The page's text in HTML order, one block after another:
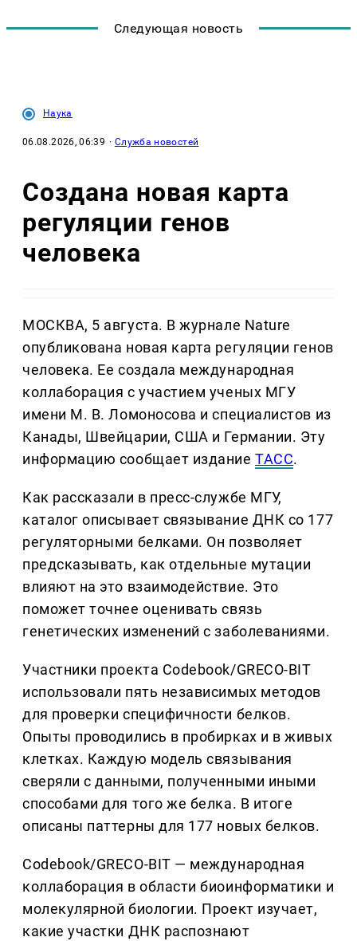
Следующая новость
Наука
06.08.2026, 06:39 · Служба новостей
Создана новая карта
регуляции генов
человека
МОСКВА, 5 августа. В журнале Nature
опубликована новая карта регуляции генов
человека. Ее создала международная
коллаборация с участием ученых МГУ
имени М. В. Ломоносова и специалистов из
Канады, Швейцарии, США и Германии. Эту
информацию сообщает изданиеТАСС.
Как рассказали в пресс-службе МГУ,
каталог описывает связывание ДНК со 177
регуляторными белками. Он позволяет
предсказывать, как отдельные мутации
влияют на это взаимодействие. Это
поможет точнее оценивать связь
генетических изменений с заболеваниями.
Участники проекта Codebook/GRECO-BIT
использовали пять независимых методов
для проверки специфичности белков.
Опыты проводились в пробирках и в живых
клетках. Каждую модель связывания
сверяли с данными, полученными иными
способами для того же белка. В итоге
описаны паттерны для 177 новых белков.
Codebook/GRECO-BIT — международная
коллаборация в области биоинформатики и
молекулярной биологии. Проект изучает,
какие участки ДНК распознают